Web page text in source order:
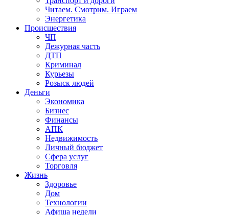
Читаем. Смотрим. Играем
Энергетика
Происшествия
ЧП
Дежурная часть
ДТП
Криминал
Курьезы
Розыск людей
Деньги
Экономика
Бизнес
Финансы
АПК
Недвижимость
Личный бюджет
Сфера услуг
Торговля
Жизнь
Здоровье
Дом
Технологии
Афиша недели